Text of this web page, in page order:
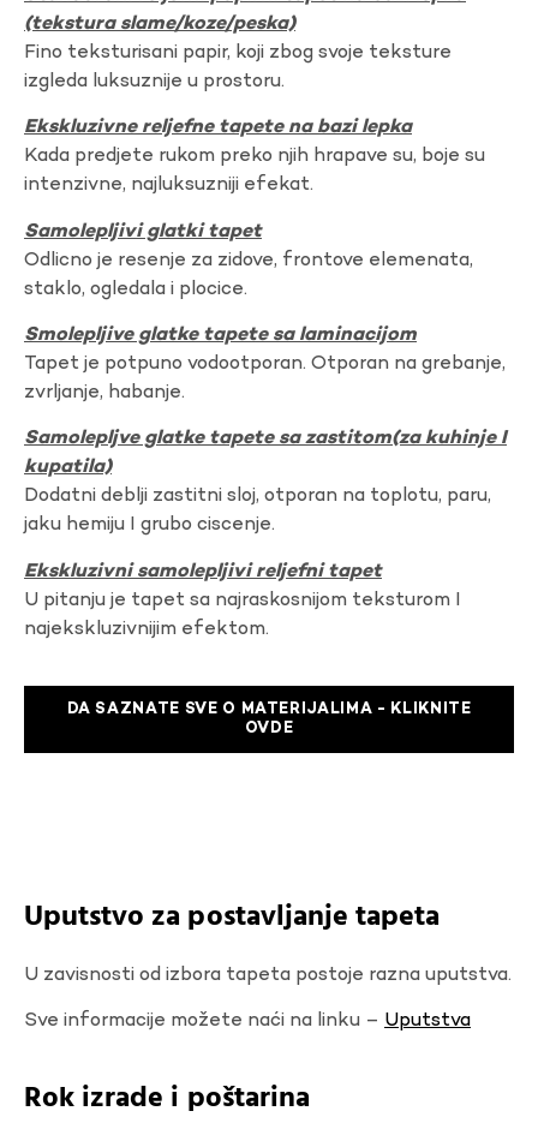
(tekstura slame/koze/peska)
Fino teksturisani papir, koji zbog svoje teksture
izgleda luksuznije u prostoru.
Ekskluzivne reljefne tapete na bazi lepka
Kada predjete rukom preko njih hrapave su, boje su
intenzivne, najluksuzniji efekat.
Samolepljivi glatki tapet
Odlicno je resenje za zidove, frontove elemenata,
staklo, ogledala i plocice.
Smolepljive glatke tapete sa laminacijom
Tapet je potpuno vodootporan. Otporan na grebanje,
zvrljanje, habanje.
Samolepljve glatke tapete sa zastitom(za kuhinje I
kupatila)
Dodatni deblji zastitni sloj, otporan na toplotu, paru,
jaku hemiju I grubo ciscenje.
Ekskluzivni samolepljivi reljefni tapet
U pitanju je tapet sa najraskosnijom teksturom I
najekskluzivnijim efektom.
DA SAZNATE SVE O MATERIJALIMA - KLIKNITE
OVDE
Uputstvo za postavljanje tapeta
U zavisnosti od izbora tapeta postoje razna uputstva.
Sve informacije možete naći na linku – Uputstva
Rok izrade i poštarina